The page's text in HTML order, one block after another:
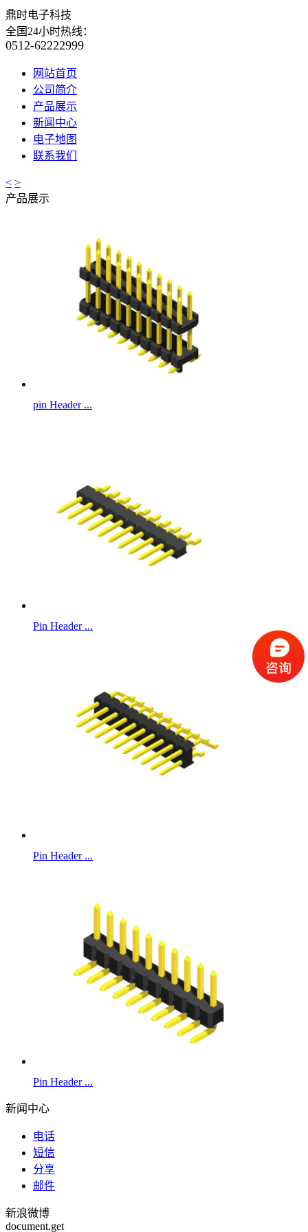
鼎时电子科技
全国24小时热线：
0512-62222999
网站首页
公司简介
产品展示
新闻中心
电子地图
联系我们
< >
产品展示
pin Header ...
Pin Header ...
Pin Header ...
Pin Header ...
新闻中心
电话
短信
分享
邮件
新浪微博
document.get